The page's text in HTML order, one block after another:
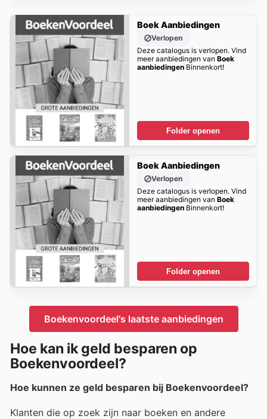
Boek Aanbiedingen
Verlopen
Deze catalogus is verlopen. Vind
meer aanbiedingen van Boek
aanbiedingenBinnenkort!
Folder openen
Boek Aanbiedingen
Verlopen
Deze catalogus is verlopen. Vind
meer aanbiedingen van Boek
aanbiedingenBinnenkort!
Folder openen
Boekenvoordeel's laatste aanbiedingen
Hoe kan ik geld besparen op
Boekenvoordeel?
Hoe kunnen ze geld besparen bij Boekenvoordeel?
Klanten die op zoek zijn naar boeken en andere